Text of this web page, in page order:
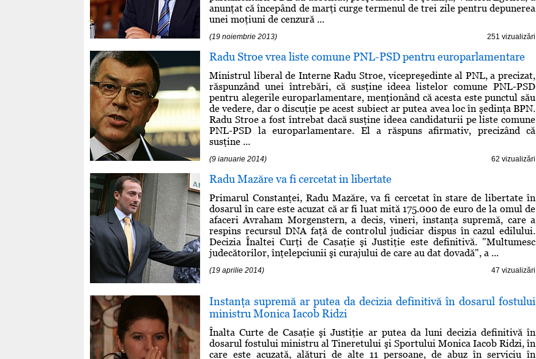
anunţat că începând de marţi curge termenul de trei zile pentru depunerea
unei moţiuni de cenzură ...
(19 noiembrie 2013) 251 vizualizări
Radu Stroe vrea liste comune PNL-PSD pentru europarlamentare
Ministrul liberal de Interne Radu Stroe, vicepreşedinte al PNL, a precizat,
răspunzând unei întrebări, că susţine ideea listelor comune PNL-PSD
pentru alegerile europarlamentare, menţionând că acesta este punctul său
de vedere, dar o discuţie pe acest subiect ar putea avea loc în şedinţa BPN.
Radu Stroe a fost întrebat dacă susţine ideea candidaturii pe liste comune
PNL-PSD la europarlamentare. El a răspuns afirmativ, precizând că
susţine ...
(9 ianuarie 2014) 62 vizualizări
Radu Mazăre va fi cercetat in libertate
Primarul Constanţei, Radu Mazăre, va fi cercetat în stare de libertate în
dosarul în care este acuzat că ar fi luat mită 175.000 de euro de la omul de
afaceri Avraham Morgenstern, a decis, vineri, instanţa supremă, care a
respins recursul DNA faţă de controlul judiciar dispus în cazul edilului.
Decizia Înaltei Curţi de Casaţie şi Justiţie este definitivă. "Multumesc
judecătorilor, înţelepciunii şi curajului de care au dat dovadă", a ...
(19 aprilie 2014) 47 vizualizări
Instanţa supremă ar putea da decizia definitivă în dosarul fostului
ministru Monica Iacob Ridzi
Înalta Curte de Casaţie şi Justiţie ar putea da luni decizia definitivă în
dosarul fostului ministru al Tineretului şi Sportului Monica Iacob Ridzi, în
care este acuzată, alături de alte 11 persoane, de abuz în serviciu în